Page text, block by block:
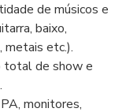
de músicos e
baixo,
metais etc.).
total de show e
monitores,